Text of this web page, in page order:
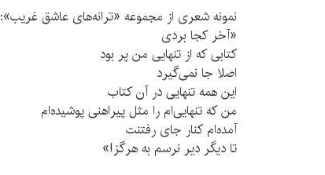
نمونه شعری از مجموعه «ترانه‌های عاشق غریب»:
«آخر کجا بردی
کتابی که از تنهایی من پر بود
اصلا جا نمی‌گیرد
این همه تنهایی در آن کتاب
من که تنهایی‌ام را مثل پیراهنی پوشیده‌ام
آمده‌ام کنار جای رفتنت
تا دیگر دیر نرسم به هرگز!»